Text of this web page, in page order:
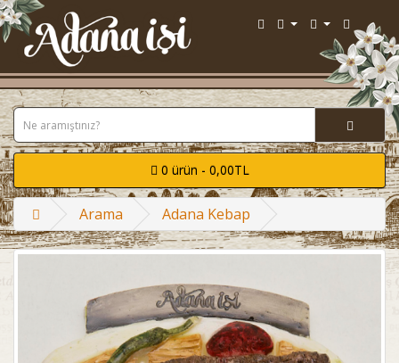
0 ürün - 0,00TL
Arama Adana Kebap